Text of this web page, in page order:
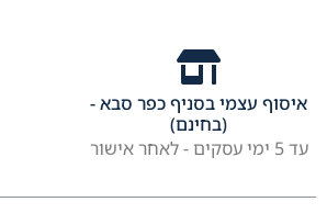
איסוף עצמי בסניף כפר סבא -
(בחינם)
עד 5 ימי עסקים - לאחר אישור